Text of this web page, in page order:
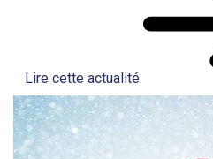
Lire cette actualité